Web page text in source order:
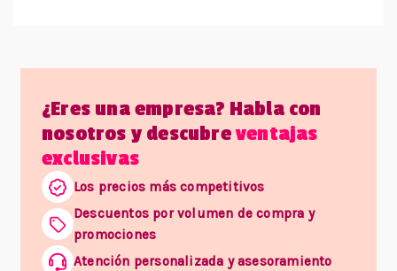
¿Eres una empresa? Habla con
nosotros y descubreventajas
exclusivas
Los precios más competitivos
Descuentos por volumen de compra y
promociones
Atención personalizada y asesoramiento